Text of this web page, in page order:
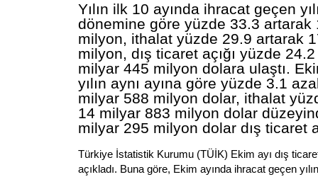
Yılın ilk 10 ayında ihracat geçen
dönemine göre yüzde 33.3 artarak
milyon, ithalat yüzde 29.9 artarak
milyon, dış ticaret açığı yüzde
milyar 445 milyon dolara ulaştı.
yılın aynı ayına göre yüzde 3.1
milyar 588 milyon dolar, ithalat
14 milyar 883 milyon dolar
milyar 295 milyon dolar dış ticaret
Türkiye İstatistik Kurumu (TÜİK) Ekim ayı dış
açıkladı. Buna göre, Ekim ayında ihracat geçen